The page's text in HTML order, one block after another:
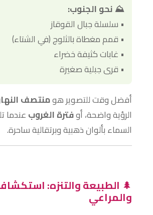
⛰️ نحو الجنوب:
• سلسلة جبال القوقاز
• قمم مغطاة بالثلوج (في الشتاء)
• غابات كثيفة خضراء
• قرى جبلية صغيرة
أفضل وقت للتصوير هومنتصف
الرؤية واضحة، أوفترة الغروبعندما
السماء بألوان ذهبية وبرتقالية ساحرة.
🌲 الطبيعة والتنزه:
والمراعي